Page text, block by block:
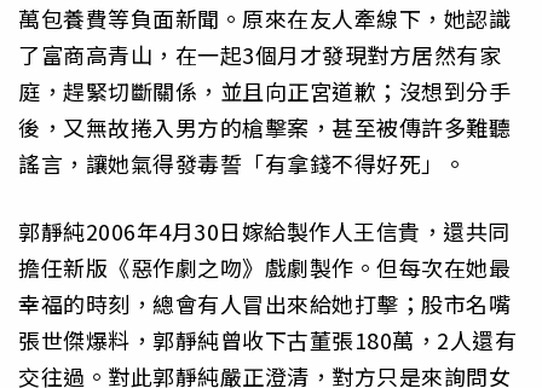
萬包養費等負面新聞。原來在友人牽線下，她認識
了富商高青山，在一起3個月才發現對方居然有家
庭，趕緊切斷關係，並且向正宮道歉；沒想到分手
後，又無故捲入男方的槍擊案，甚至被傳許多難聽
謠言，讓她氣得發毒誓「有拿錢不得好死」。
郭靜純2006年4月30日嫁給製作人王信貴，還共同
擔任新版《惡作劇之吻》戲劇製作。但每次在她最
幸福的時刻，總會有人冒出來給她打擊；股市名嘴
張世傑爆料，郭靜純曾收下古董張180萬，2人還有
交往過。對此郭靜純嚴正澄清，對方只是來詢問女